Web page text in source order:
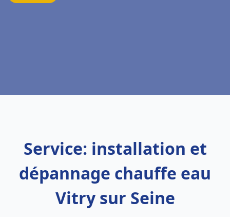
Service: installation et
dépannage chauffe eau
Vitry sur Seine